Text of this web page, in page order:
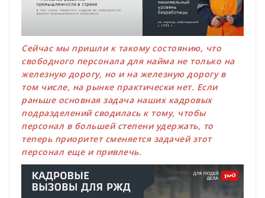
Сейчас мы пришли к такому состоянию, что
свободного персонала для найма не только на
железную дорогу, но и на железную дорогу в
том числе, на рынке практически нет. Если
раньше основная задача наших кадровых
подразделений сводилась к тому, чтобы
персонал в большей степени удержать, то
теперь приоритет сменяется задачей этот
персонал еще и привлечь.